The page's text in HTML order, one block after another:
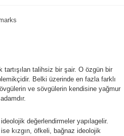
tartışılan talihsiz bir şair. O özgün bir
Belki üzerinde en fazla farklı
ve sövgülerin kendisine yağmur
değerlendirmeler yapılagelir.
ise kızgın, öfkeli, bağnaz ideolojik